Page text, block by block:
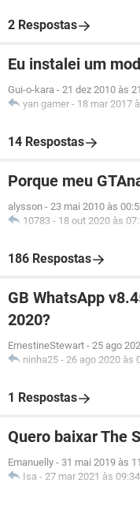
2 Respostas
Eu instalei um
Gui-o-kara - 21 dez 2010 às
yan gamer - 18 mar 2017
14 Respostas
Porque meu
alysson - 23 mai 2010 às
10783 - 18 out 2020 às
186 Respostas
GB WhatsApp
2020?
ErnestineStewart - 25 ago
ninha25 - 26 ago 2020 às
1 Respostas
Quero baixar The
Emanuelly - 31 mai 2019 às
Isa - 27 mar 2021 às 09:34